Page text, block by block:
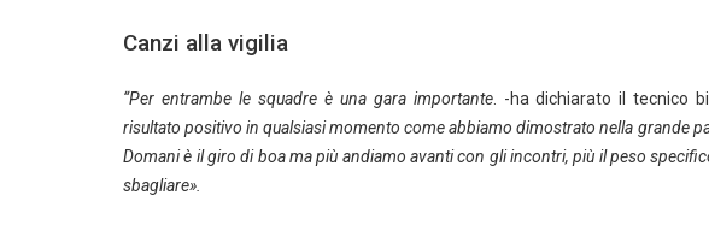
Canzi alla vigilia
“Per entrambe le squadre è una gara importante. -ha dichiarato il tecnico
risultato positivo in qualsiasi momento come abbiamo dimostrato nella grande
Domani è il giro di boa ma più andiamo avanti con gli incontri, più il peso
sbagliare».